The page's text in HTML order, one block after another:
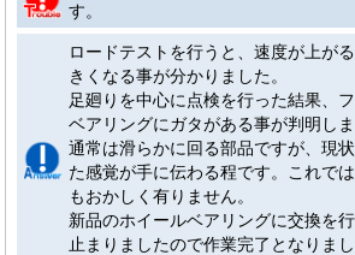
す。
ロードテストを行うと、速度が上が
きくなる事が分かりました。
足廻りを中心に点検を行った結果、
ベアリングにガタがある事が判明しま
通常は滑らかに回る部品ですが、現
た感覚が手に伝わる程です。これで
もおかしく有りません。
新品のホイールベアリングに交換を
止まりましたので作業完了となりまし